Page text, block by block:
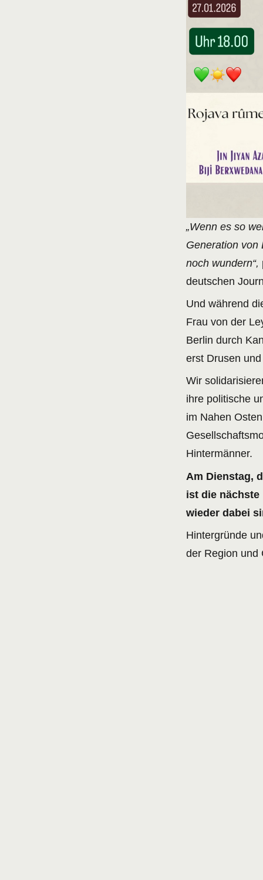
„Wenn es so
Generation von
noch wundern“,
deutschen
Und während
Frau von der
Berlin durch
erst Drusen
Wir
ihre politische
im Nahen
Hintermänner.
Am Dienstag,
ist die
wieder dabei
Hintergründe
der Region